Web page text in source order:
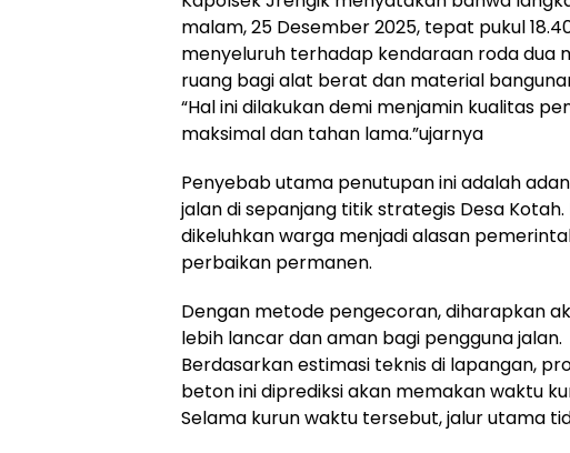
malam, 25 Desember 2025, tepat pukul
menyeluruh terhadap kendaraan roda dua
ruang bagi alat berat dan material
“Hal ini dilakukan demi menjamin kualitas
maksimal dan tahan lama.”ujarnya
​Penyebab utama penutupan ini adalah
jalan di sepanjang titik strategis Desa
dikeluhkan warga menjadi alasan
perbaikan permanen.
Dengan metode pengecoran, diharapkan
lebih lancar dan aman bagi pengguna jalan.
​Berdasarkan estimasi teknis di lapangan,
beton ini diprediksi akan memakan waktu
Selama kurun waktu tersebut, jalur utama